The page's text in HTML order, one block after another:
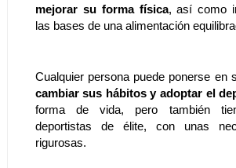
mejorar su forma física, así como
las bases de una alimentación
Cualquier persona puede ponerse en
cambiar sus hábitos y adoptar el
forma de vida, pero también
deportistas de élite, con unas
rigurosas.